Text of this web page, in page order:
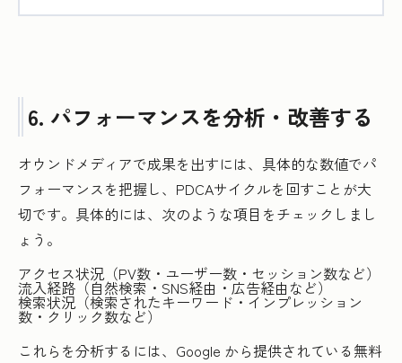
6. パフォーマンスを分析・改善する
オウンドメディアで成果を出すには、具体的な数値でパ
フォーマンスを把握し、PDCAサイクルを回すことが大
切です。具体的には、次のような項目をチェックしまし
ょう。
アクセス状況（PV数・ユーザー数・セッション数など）
流入経路（自然検索・SNS経由・広告経由など）
検索状況（検索されたキーワード・インプレッション
数・クリック数など）
これらを分析するには、Google から提供されている無料